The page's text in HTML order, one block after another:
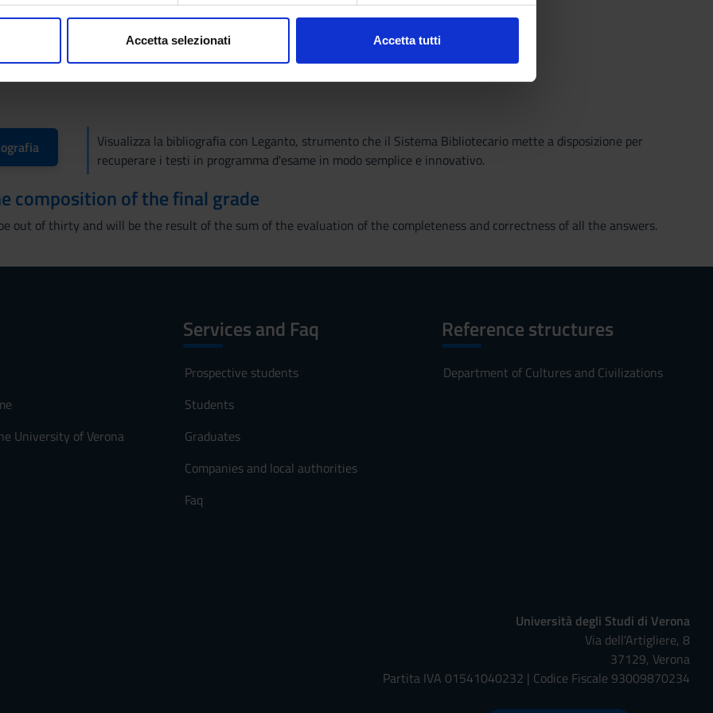
in qualsiasi momento dalla Dichiarazione sui cookie.
e social media, i quali potrebbero combinarle con altre informazioni che hai fornito loro o
dei loro servizi.
Accetta selezionati Accetta tutti
and basic notions
required
Visualizza la bibliografia con Leganto, strumento che il Sistema Bibliotecario mette a disposizione per
recuperare i testi in programma d'esame in modo semplice e innovativo.
composition of the final grade
out of thirty and will be the result of the sum of the evaluation of the completeness and correctness of all the answers.
University of Verona
Services and Faq
Prospective students
Students
Graduates
Companies and local authorities
Faq
Reference structures
Department of Cultures and Civilizations
Università degli Studi di Verona
Via dell'Artigliere, 8
37129, Verona
Partita IVA 01541040232 | Codice Fiscale 93009870234